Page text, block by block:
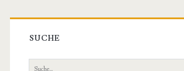
Primäre
Sidebar
SUCHE
Suche